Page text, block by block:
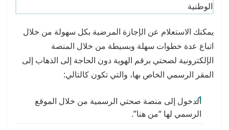
يمكنك الاستعلام عن الإجازة المرضية بكل سهولة من خلال
اتباع عدة خطوات سهلة وبسيطة من خلال المنصة
الإلكترونية لصحتي برقم الهوية دون الحاجة إلى الذهاب إلى
المقر الرسمي الخاص بها، والتي تكون كالتالي:
الدخول إلى منصة صحتي الرسمية من خلال الموقع
الرسمي لها “من هنا”.